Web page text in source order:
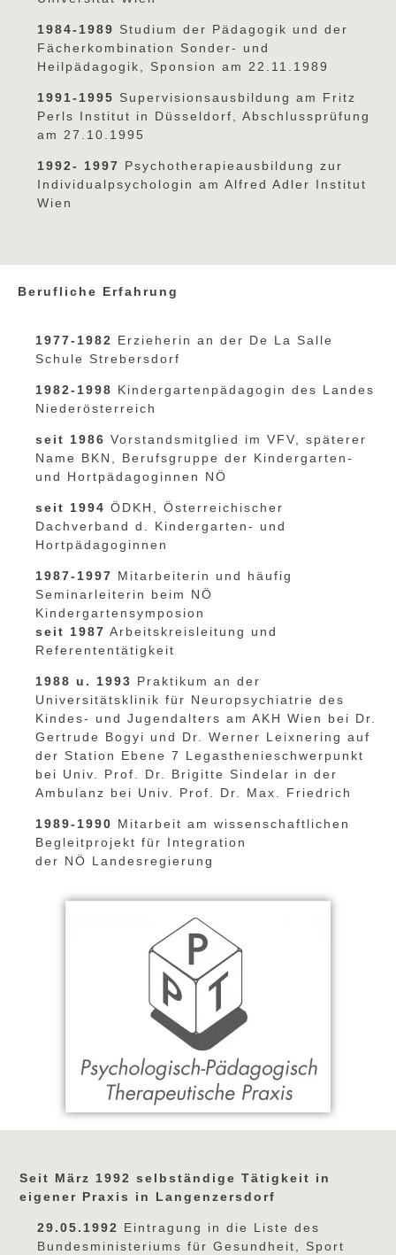
1984-1989 Studium der Pädagogik und der
Fächerkombination Sonder- und
Heilpädagogik, Sponsion am 22.11.1989
1991-1995 Supervisionsausbildung am Fritz
Perls Institut in Düsseldorf, Abschlussprüfung
am 27.10.1995
1992- 1997 Psychotherapieausbildung zur
Individualpsychologin am Alfred Adler Institut
Wien
Berufliche Erfahrung
1977-1982 Erzieherin an der De La Salle
Schule Strebersdorf
1982-1998 Kindergartenpädagogin des Landes
Niederösterreich
seit 1986 Vorstandsmitglied im VFV, späterer
Name BKN, Berufsgruppe der Kindergarten-
und Hortpädagoginnen NÖ
seit 1994 ÖDKH, Österreichischer
Dachverband d. Kindergarten- und
Hortpädagoginnen
1987-1997 Mitarbeiterin und häufig
Seminarleiterin beim NÖ
Kindergartensymposion
seit 1987 Arbeitskreisleitung und
Referententätigkeit
1988 u. 1993 Praktikum an der
Universitätsklinik für Neuropsychiatrie des
Kindes- und Jugendalters am AKH Wien bei Dr.
Gertrude Bogyi und Dr. Werner Leixnering auf
der Station Ebene 7 Legasthenieschwerpunkt
bei Univ. Prof. Dr. Brigitte Sindelar in der
Ambulanz bei Univ. Prof. Dr. Max. Friedrich
1989-1990 Mitarbeit am wissenschaftlichen
Begleitprojekt für Integration
der NÖ Landesregierung
Seit März 1992 selbständige Tätigkeit in
eigener Praxis in Langenzersdorf
29.05.1992 Eintragung in die Liste des
Bundesministeriums für Gesundheit, Sport